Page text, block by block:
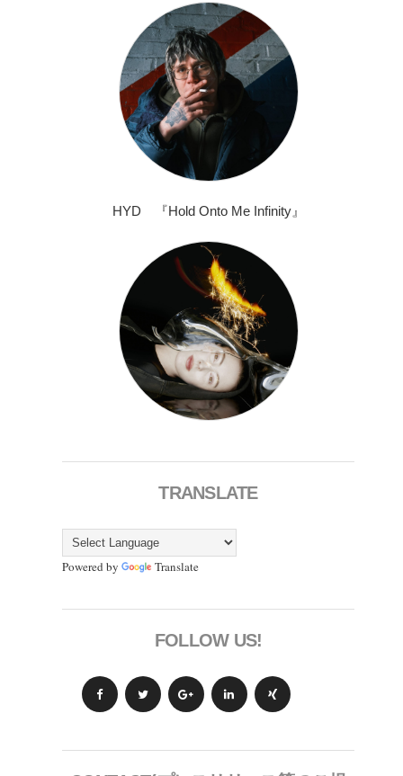
HYD 『Hold Onto Me Infinity』
TRANSLATE
Powered by Translate
FOLLOW US!